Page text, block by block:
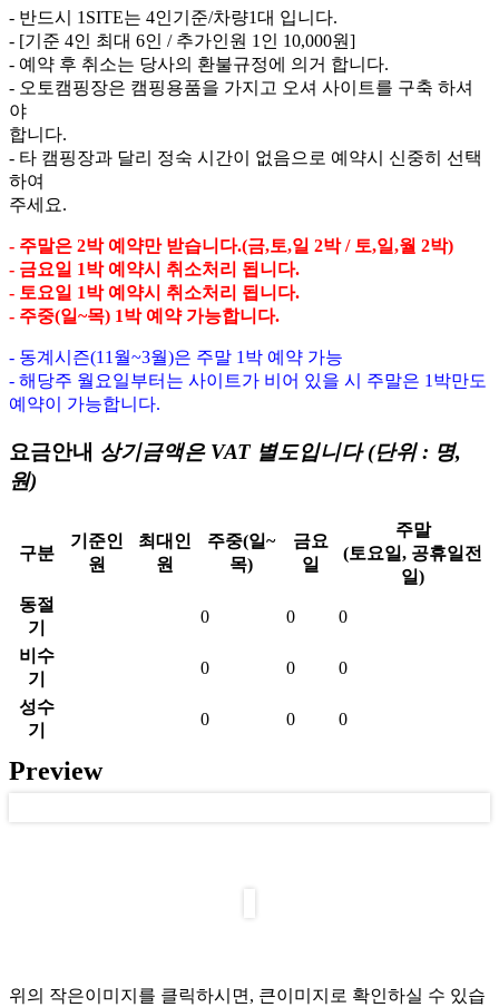
- 반드시 1SITE는 4인기준/차량1대 입니다.
- [기준 4인 최대 6인 / 추가인원 1인 10,000원]
- 예약 후 취소는 당사의 환불규정에 의거 합니다.
- 오토캠핑장은 캠핑용품을 가지고 오셔 사이트를 구축 하셔
야
합니다.
- 타 캠핑장과 달리 정숙 시간이 없음으로 예약시 신중히 선택
하여
주세요.
- 주말은 2박 예약만 받습니다.(금,토,일 2박 / 토,일,월 2박)
- 금요일 1박 예약시 취소처리 됩니다.
- 토요일 1박 예약시 취소처리 됩니다.
- 주중(일~목) 1박 예약 가능합니다.
- 동계시즌(11월~3월)은 주말 1박 예약 가능
- 해당주 월요일부터는 사이트가 비어 있을 시 주말은 1박만도
예약이 가능합니다.
요금안내 상기금액은 VAT 별도입니다 (단위 : 명,
원)
구분
기준인
원
최대인
원
주중(일~
목)
금요
일
주말
(토요일, 공휴일전
일)
동절
기
0 0 0
비수
기
0 0 0
성수
기
0 0 0
Preview
위의 작은이미지를 클릭하시면, 큰이미지로 확인하실 수 있습